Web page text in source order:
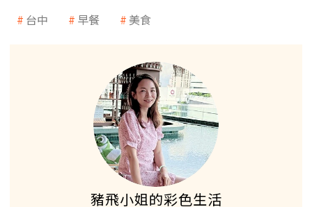
台中 早餐 美食
豬飛小姐的彩色生活